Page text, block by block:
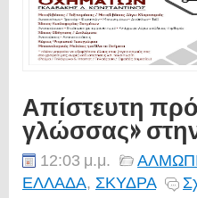
Απίστευτη
γλώσσας»
12:03 μ.μ.
ΕΛΛΑΔΑ, ΣΚΥΔΡΑ